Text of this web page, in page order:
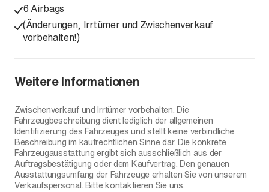
6 Airbags
(Änderungen, Irrtümer und Zwischenverkauf
vorbehalten!)
Weitere Informationen
Zwischenverkauf und Irrtümer vorbehalten. Die
Fahrzeugbeschreibung dient lediglich der allgemeinen
Identifizierung des Fahrzeuges und stellt keine verbindliche
Beschreibung im kaufrechtlichen Sinne dar. Die konkrete
Fahrzeugausstattung ergibt sich ausschließlich aus der
Auftragsbestätigung oder dem Kaufvertrag. Den genauen
Ausstattungsumfang der Fahrzeuge erhalten Sie von unserem
Verkaufspersonal. Bitte kontaktieren Sie uns.